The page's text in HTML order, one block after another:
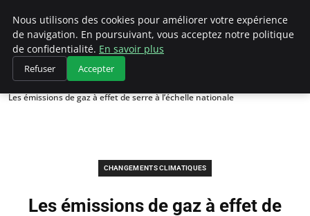
Climategatecountryclub.com
Accueil
Changements climatiques
Les émissions de gaz à effet de serre à l’échelle nationale
CHANGEMENTS CLIMATIQUES
Les émissions de gaz à effet de
Nous utilisons des cookies pour améliorer votre expérience
de navigation. En poursuivant, vous acceptez notre politique
de confidentialité. En savoir plus
Refuser Accepter